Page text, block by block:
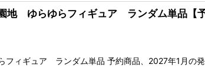
地 ゆらゆらフィギュア ランダム単品【
ィギュア ランダム単品 予約商品、2027年1月の